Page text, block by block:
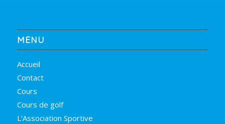
MENU
Accueil
Contact
Cours
Cours de golf
L’Association Sportive